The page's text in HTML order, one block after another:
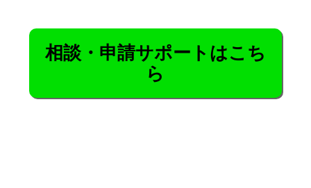
相談・申請サポートはこち
ら